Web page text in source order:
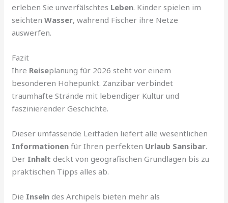
erleben Sie unverfälschtes Leben. Kinder spielen im
seichtenWasser, während Fischer ihre Netze
auswerfen.
Fazit
Ihre Reiseplanung für 2026 steht vor einem
besonderen Höhepunkt. Zanzibar verbindet
traumhafte Strände mit lebendiger Kultur und
faszinierender Geschichte.
Dieser umfassende Leitfaden liefert alle wesentlichen
Informationen für Ihren perfekten Urlaub Sansibar.
Der Inhalt deckt von geografischen Grundlagen bis zu
praktischen Tipps alles ab.
Die Inseln des Archipels bieten mehr als